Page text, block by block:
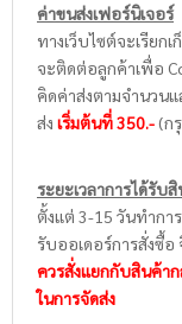
ค่าขนส่งเฟอร์นิเจอร์
ทางเว็บไซต์จะเรียก
จะติดต่อลูกค้าเพื่อ
คิดค่าส่งตามจำนวน
ส่ง เริ่มต้นที่ 350.-(ก
ระยะเวลาการได้รับ
ตั้งแต่ 3-15 วันทำก
รับออเดอร์การสั่งซื้อ
ควรสั่งแยกกับสินค้าก
ในการจัดส่ง